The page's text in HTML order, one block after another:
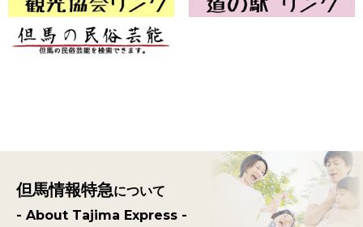
但馬情報特急について
- About Tajima Express -